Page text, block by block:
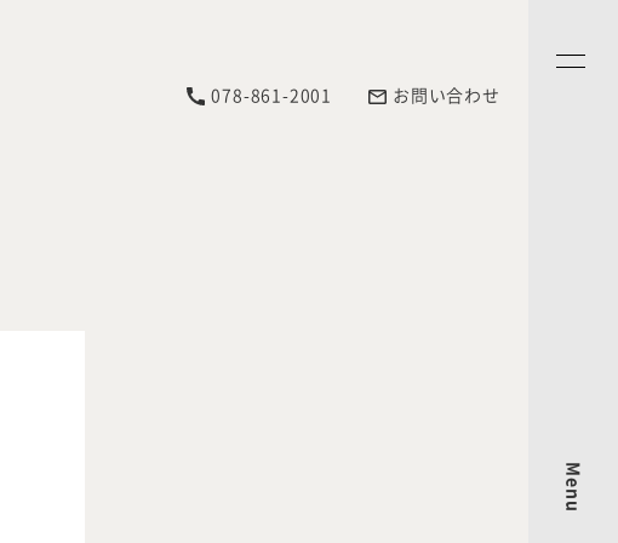
078-861-2001 お問い合わせ
Menu